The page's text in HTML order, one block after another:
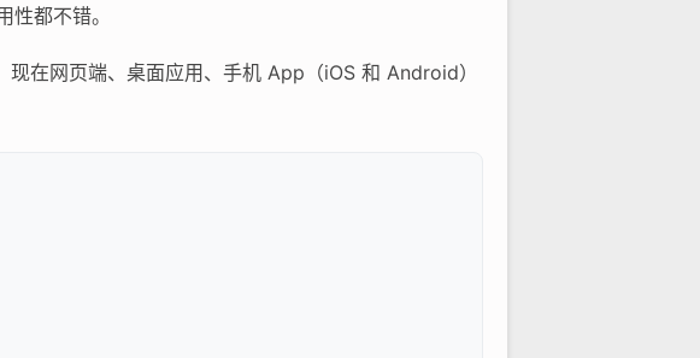
都不错。
在网页端、桌面应用、手机 App（iOS 和 Android）